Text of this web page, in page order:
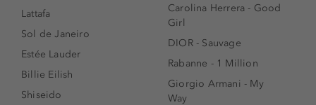
Lattafa
Sol de Janeiro
Estée Lauder
Billie Eilish
Shiseido
Carolina Herrera - Good
Girl
DIOR - Sauvage
Rabanne - 1 Million
Giorgio Armani - My
Way